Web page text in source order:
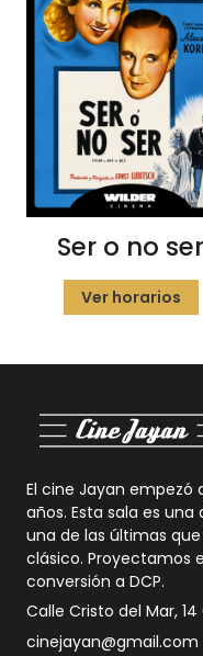
Ser o no ser
Ver horarios
El cine Jayan
años. Esta sala es
una de las últimas
clásico. Proyectamos
conversión a DCP.
Calle Cristo del Mar,
cinejayan@gmail.com